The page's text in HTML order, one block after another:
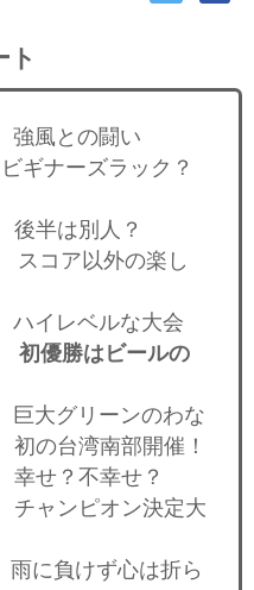
ト
風との闘い
ギナーズラック？
半は別人？
コア以外の楽し
イレベルな大会
優勝はビールの
大グリーンのわな
の台湾南部開催！
せ？不幸せ？
ャンピオン決定大
に負けず心は折ら